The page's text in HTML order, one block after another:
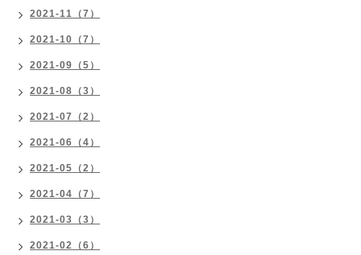
2021-11（7）
2021-10（7）
2021-09（5）
2021-08（3）
2021-07（2）
2021-06（4）
2021-05（2）
2021-04（7）
2021-03（3）
2021-02（6）